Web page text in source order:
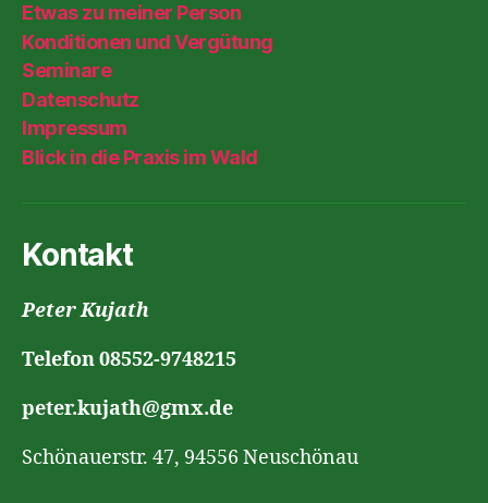
Etwas zu meiner Person
Konditionen und Vergütung
Seminare
Datenschutz
Impressum
Blick in die Praxis im Wald
Kontakt
Peter Kujath
Telefon 08552-9748215
peter.kujath@gmx.de
Schönauerstr. 47, 94556 Neuschönau